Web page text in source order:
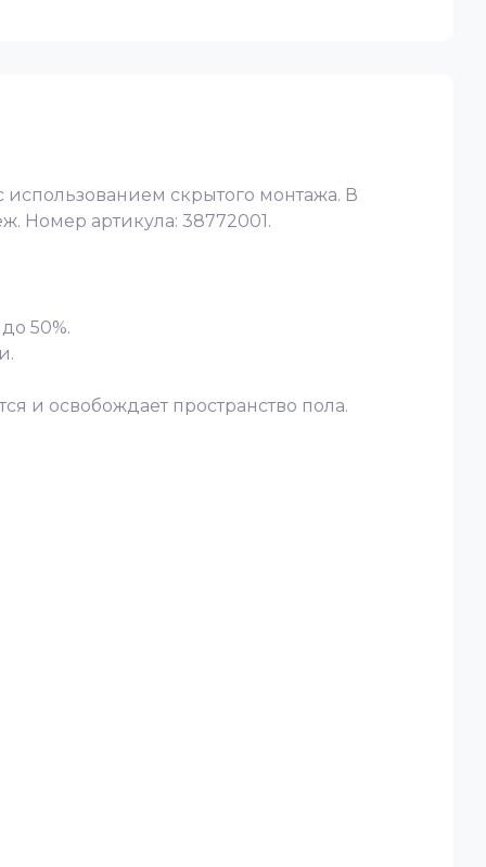
использованием скрытого монтажа. В
Номер артикула: 38772001.
50%.
и освобождает пространство пола.